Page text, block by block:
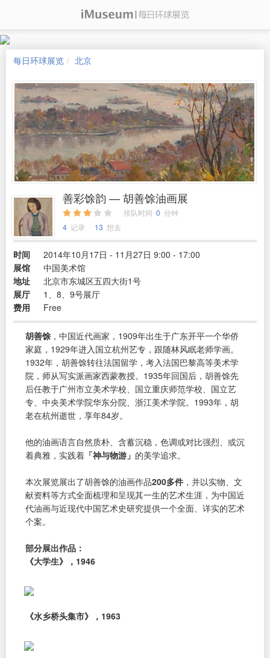
每日环球展览 北京
善彩馀韵 — 胡善馀油画展
排队时间 0 分钟
4 记录 13 想去
时间
2014年10月17日 - 11月27日 9:00 - 17:00
展馆
中国美术馆
地址
北京市东城区五四大街1号
展厅
1、8、9号展厅
费用
Free
胡善馀 ，中国近代画家，1909年出生于广东开平一个华侨
家庭，1929年进入国立杭州艺专，跟随林风眠老师学画。
1932年，胡善馀转往法国留学，考入法国巴黎高等美术学
院，师从写实派画家西蒙教授。1935年回国后，胡善馀先
后任教于广州市立美术学校、国立重庆师范学校、国立艺
专、中央美术学院华东分院、浙江美术学院。1993年，胡
老在杭州逝世，享年84岁。
他的油画语言自然质朴、含蓄沉稳，色调或对比强烈、或沉
着典雅，实践着 「神与物游」 的美学追求。
本次展览展出了胡善馀的油画作品200多件 ，并以实物、文
献资料等方式全面梳理和呈现其一生的艺术生涯，为中国近
代油画与近现代中国艺术史研究提供一个全面、详实的艺术
个案。
部分展出作品：
《大学生》，1946
《水乡桥头集市》，1963